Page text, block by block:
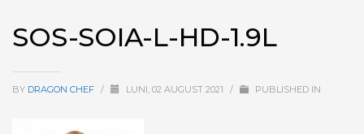
SOS-SOIA-L-HD-1.9L
BY DRAGON CHEF / LUNI, 02 AUGUST 2021 / PUBLISHED IN